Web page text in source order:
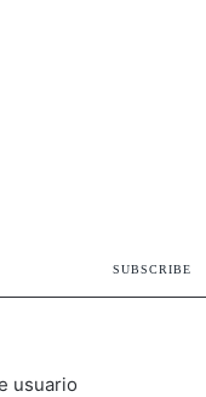
SUBSCRIBE
usuario